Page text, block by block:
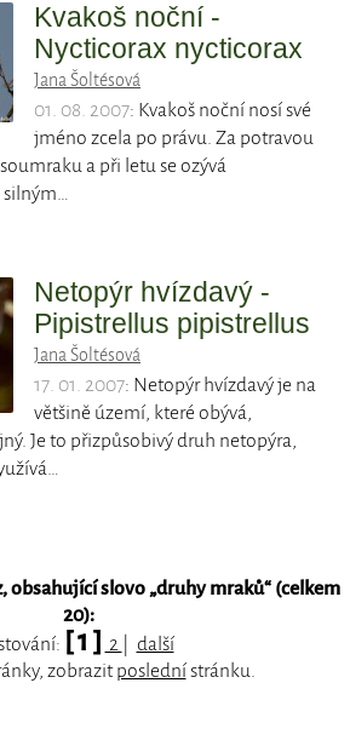
Kvakoš noční -
Nycticorax nycticorax
Jana Šoltésová
01. 08. 2007: Kvakoš noční nosí své
jméno zcela po právu. Za potravou
a při letu se ozývá
silným…
Netopýr hvízdavý -
Pipistrellus pipistrellus
Jana Šoltésová
17. 01. 2007: Netopýr hvízdavý je na
většině území, které obývá,
Je to přizpůsobivý druh netopýra,
obsahující slovo „druhy mraků“ (celkem
20):
[ 1 ] 2
další
zobrazitposlednístránku.